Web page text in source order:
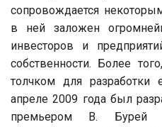
сопровождается
в ней заложен
инвесторов и
собственности. Более
толчком для
апреле 2009 года был
премьером В. Бурей